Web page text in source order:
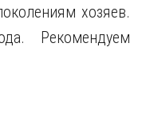
хозяев.
Рекомендуем